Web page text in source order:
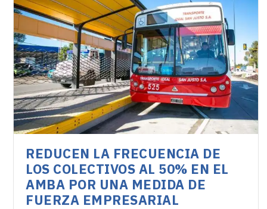
REDUCEN LA FRECUENCIA DE
LOS COLECTIVOS AL 50% EN EL
AMBA POR UNA MEDIDA DE
FUERZA EMPRESARIAL